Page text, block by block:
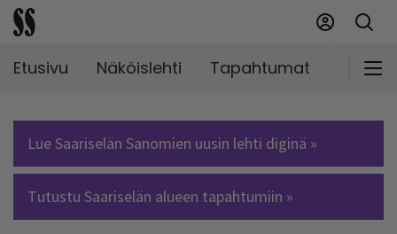
Etusivu Näköislehti Tapahtumat
Lue Saariselän Sanomien uusin lehti diginä »
Tutustu Saariselän alueen tapahtumiin »